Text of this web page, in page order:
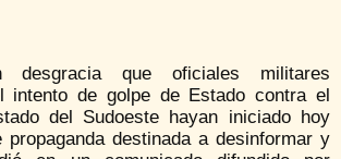
que oficiales militares
intento de golpe de Estado contra el
del Sudoeste hayan iniciado hoy
propaganda destinada a desinformar y